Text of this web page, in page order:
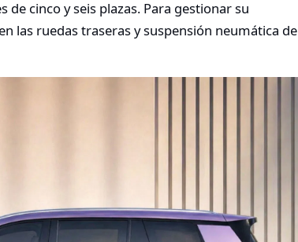
cinco y seis plazas. Para gestionar su
las ruedas traseras y suspensión neumática de